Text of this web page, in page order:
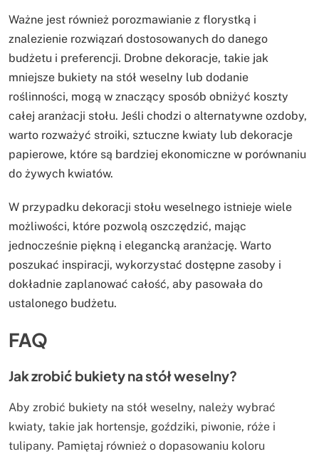
Ważne jest również porozmawianie z florystką i
znalezienie rozwiązań dostosowanych do danego
budżetu i preferencji. Drobne dekoracje, takie jak
mniejsze bukiety na stół weselny lub dodanie
roślinności, mogą w znaczący sposób obniżyć koszty
całej aranżacji stołu. Jeśli chodzi o alternatywne ozdoby,
warto rozważyć stroiki, sztuczne kwiaty lub dekoracje
papierowe, które są bardziej ekonomiczne w porównaniu
do żywych kwiatów.
W przypadku dekoracji stołu weselnego istnieje wiele
możliwości, które pozwolą oszczędzić, mając
jednocześnie piękną i elegancką aranżację. Warto
poszukać inspiracji, wykorzystać dostępne zasoby i
dokładnie zaplanować całość, aby pasowała do
ustalonego budżetu.
FAQ
Jak zrobić bukiety na stół weselny?
Aby zrobić bukiety na stół weselny, należy wybrać
kwiaty, takie jak hortensje, goździki, piwonie, róże i
tulipany. Pamiętaj również o dopasowaniu koloru